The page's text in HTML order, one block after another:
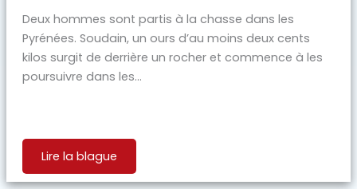
Deux hommes sont partis à la chasse dans les
Pyrénées. Soudain, un ours d’au moins deux cents
kilos surgit de derrière un rocher et commence à les
poursuivre dans les...
Lire la blague